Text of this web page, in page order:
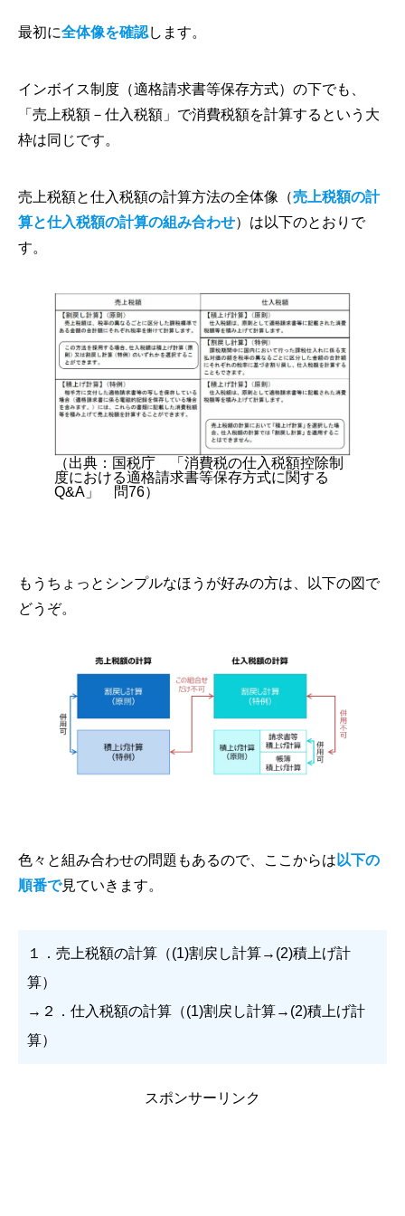
最初に全体像を確認します。
インボイス制度（適格請求書等保存方式）の下でも、
「売上税額－仕入税額」で消費税額を計算するという大
枠は同じです。
売上税額と仕入税額の計算方法の全体像（売上税額の計
算と仕入税額の計算の組み合わせ）は以下のとおりで
す。
（出典：国税庁 「消費税の仕入税額控除制
度における適格請求書等保存方式に関する
Q&A」 問76）
もうちょっとシンプルなほうが好みの方は、以下の図で
どうぞ。
色々と組み合わせの問題もあるので、ここからは 以下の
順番で見ていきます。
１．売上税額の計算（(1)割戻し計算→(2)積上げ計
算）
→２．仕入税額の計算（(1)割戻し計算→(2)積上げ計
算）
スポンサーリンク